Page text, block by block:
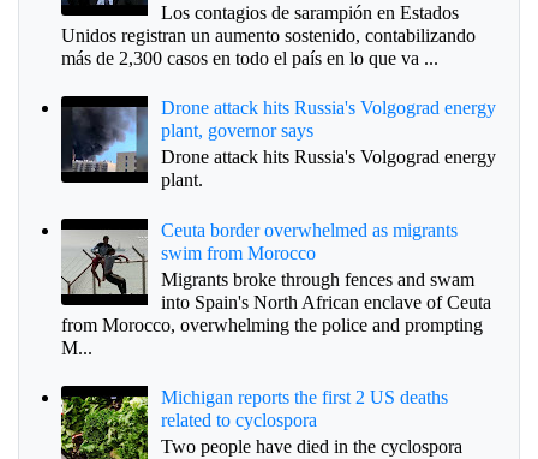
Los contagios de sarampión en Estados
Unidos registran un aumento sostenido, contabilizando
más de 2,300 casos en todo el país en lo que va ...
Drone attack hits Russia's Volgograd energy
plant, governor says
Drone attack hits Russia's Volgograd energy
plant.
Ceuta border overwhelmed as migrants
swim from Morocco
Migrants broke through fences and swam
into Spain's North African enclave of Ceuta
from Morocco, overwhelming the police and prompting
M...
Michigan reports the first 2 US deaths
related to cyclospora
Two people have died in the cyclospora